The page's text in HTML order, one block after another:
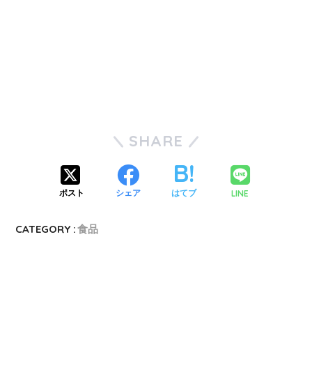
SHARE
ポスト シェア はてブ LINE
CATEGORY :食品